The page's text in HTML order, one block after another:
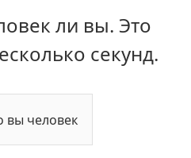
ли вы. Это
секунд.
вы человек